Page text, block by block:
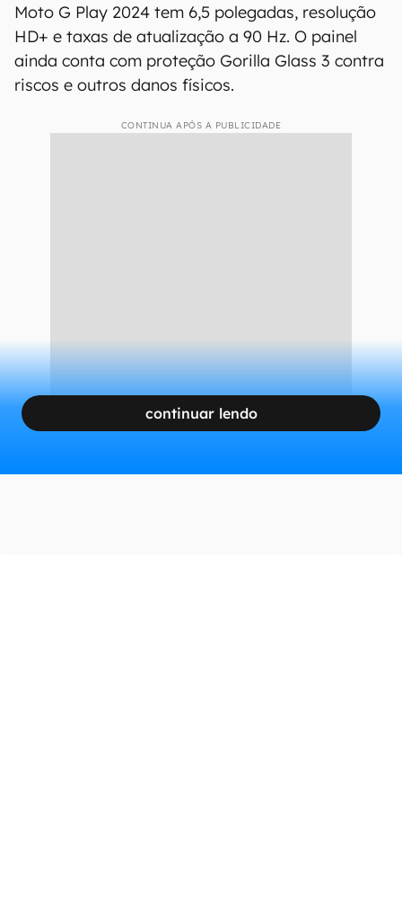
Moto G Play 2024 tem 6,5 polegadas, resolução
HD+ e taxas de atualização a 90 Hz. O painel
ainda conta com proteção Gorilla Glass 3 contra
riscos e outros danos físicos.
CONTINUA APÓS A PUBLICIDADE
continuar lendo